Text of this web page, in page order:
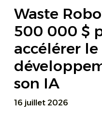
Waste
500 000 $
accélérer le
son IA
16 juillet 2026